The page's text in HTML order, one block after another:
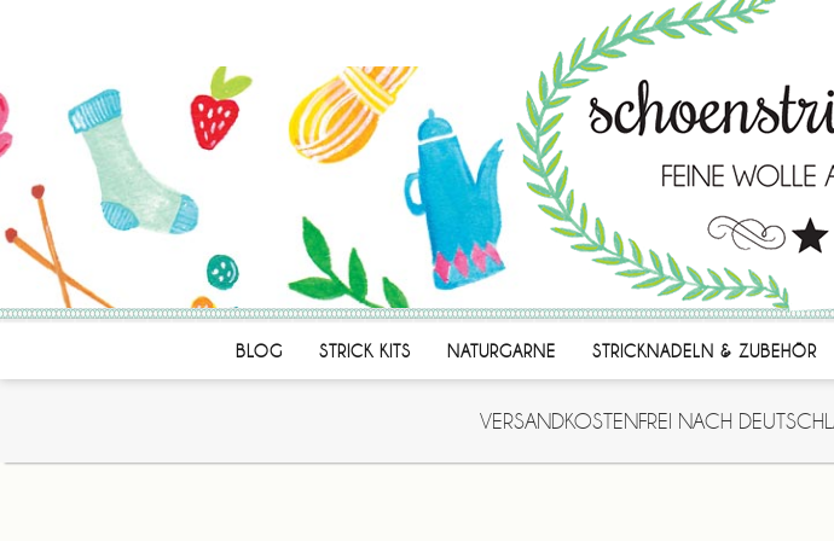
BLOG STRICK KITS NATURGARNE STRICKNADELN & ZUBEHÖR
VERSANDKOSTENFREI NACH